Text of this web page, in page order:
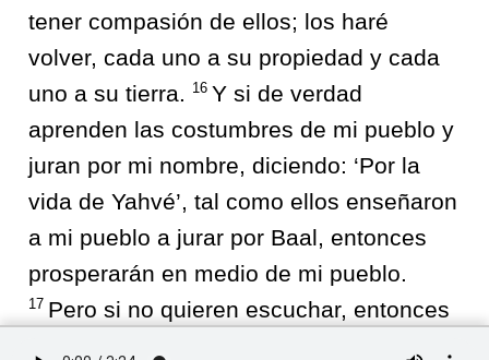
tener compasión de ellos; los haré
volver, cada uno a su propiedad y cada
uno a su tierra.
16 Y si de verdad
aprenden las costumbres de mi pueblo y
juran por mi nombre, diciendo: ‘Por la
vida de Yahvé’, tal como ellos enseñaron
a mi pueblo a jurar por Baal, entonces
prosperarán en medio de mi pueblo.
17 Pero si no quieren escuchar, entonces